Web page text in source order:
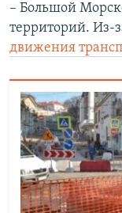
– Большой
территорий. Из-
движения